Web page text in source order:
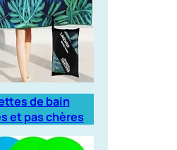
de bain
et pas chères